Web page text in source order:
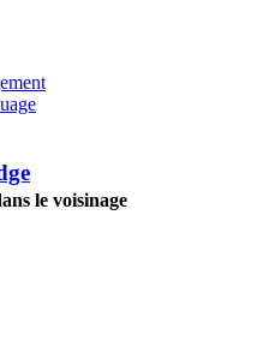
le voisinage